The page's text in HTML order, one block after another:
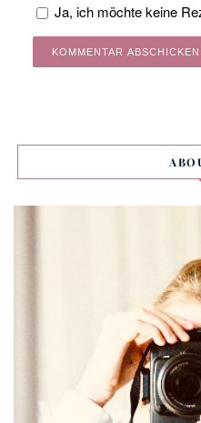
Ja, ich möchte keine